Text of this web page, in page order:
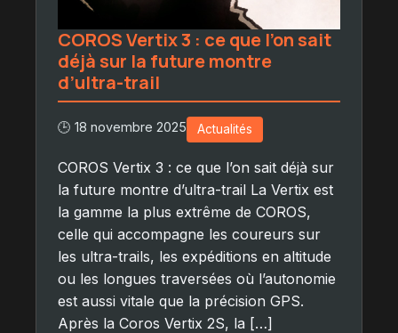
COROS Vertix 3 : ce que l’on sait
déjà sur la future montre
d’ultra-trail
🕒 18 novembre 2025 Actualités
COROS Vertix 3 : ce que l’on sait déjà sur
la future montre d’ultra-trail La Vertix est
la gamme la plus extrême de COROS,
celle qui accompagne les coureurs sur
les ultra-trails, les expéditions en altitude
ou les longues traversées où l’autonomie
est aussi vitale que la précision GPS.
Après la Coros Vertix 2S, la […]